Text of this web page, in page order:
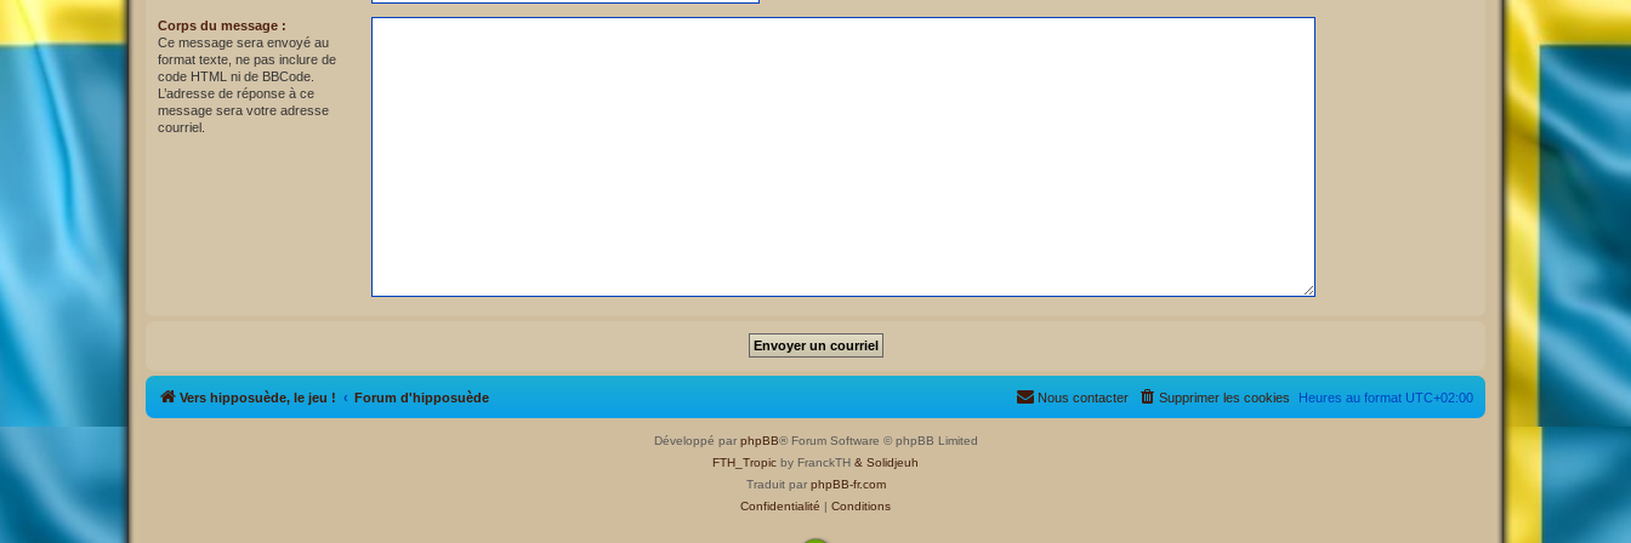
Corps du message :
Ce message sera envoyé au
format texte, ne pas inclure de
code HTML ni de BBCode.
L’adresse de réponse à ce
message sera votre adresse
courriel.
Vers hipposuède, le jeu ! Forum d'hipposuède Heures au format UTC+02:00
Supprimer les cookies
Nous contacter
Développé par phpBB® Forum Software © phpBB Limited
FTH_Tropic by FranckTH & Solidjeuh
Traduit par phpBB-fr.com
Confidentialité | Conditions